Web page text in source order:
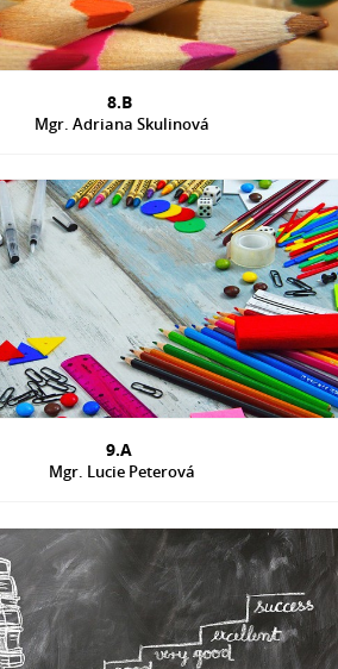
8.B
Mgr. Adriana Skulinová
9.A
Mgr. Lucie Peterová